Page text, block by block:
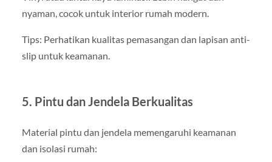
nyaman, cocok untuk interior rumah modern.
Tips: Perhatikan kualitas pemasangan dan lapisan anti-
slip untuk keamanan.
5. Pintu dan Jendela Berkualitas
Material pintu dan jendela memengaruhi keamanan
dan isolasi rumah: